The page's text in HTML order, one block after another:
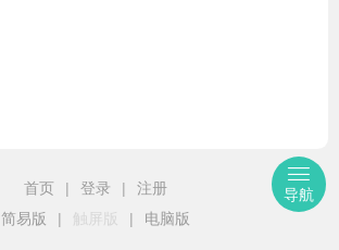
首页 | 登录 |
注册
简易版
| 触屏版 | 电脑版
导航